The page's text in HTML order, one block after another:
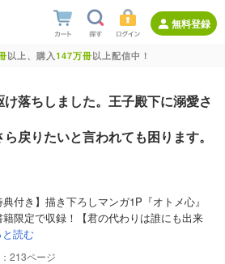
無料登録
以上、購入147万冊以上配信中！
落ちしました。王子殿下に溺愛さ
戻りたいと言われても困ります。
典付き】描き下ろしマンガ1P『オトメ心』
籍限定で収録！【君の代わりは誰にも出来
と読む
213